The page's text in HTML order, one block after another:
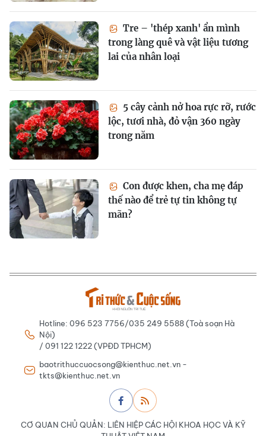
Tre – 'thép xanh' ẩn mình
trong làng quê và vật liệu tương
lai của nhân loại
5 cây cảnh nở hoa rực rỡ, rước
lộc, tươi nhà, đỏ vận 360 ngày
trong năm
Con được khen, cha mẹ đáp
thế nào để trẻ tự tin không tự
mãn?
Hotline: 096 523 7756/035 249 5588 (Toà soạn Hà
Nội)
/ 091 122 1222 (VPĐD TPHCM)
baotrithuccuocsong@kienthuc.net.vn -
tkts@kienthuc.net.vn
CƠ QUAN CHỦ QUẢN: LIÊN HIỆP CÁC HỘI KHOA HỌC VÀ KỸ